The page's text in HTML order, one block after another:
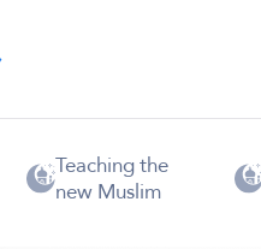
Teaching the
new Muslim